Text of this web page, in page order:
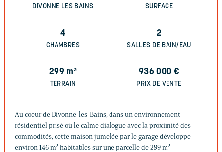
DIVONNE LES BAINS SURFACE
4
CHAMBRES
2
SALLES DE BAIN/EAU
299 m²
TERRAIN
936 000 €
PRIX DE VENTE
Au coeur de Divonne-les-Bains, dans un environnement
résidentiel prisé où le calme dialogue avec la proximité des
commodités, cette maison jumelée par le garage développe
environ 146 m² habitables sur une parcelle de 299 m²